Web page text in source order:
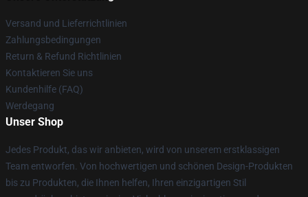
Versand und Lieferrichtlinien
Zahlungsbedingungen
Return & Refund Richtlinien
Kontaktieren Sie uns
Kundenhilfe (FAQ)
Werdegang
Unser Shop
Jedes Produkt, das wir anbieten, wird von unserem erstklassigen
Team entworfen. Von hochwertigen und schönen Design-Produkten
bis zu Produkten, die Ihnen helfen, Ihren einzigartigen Stil